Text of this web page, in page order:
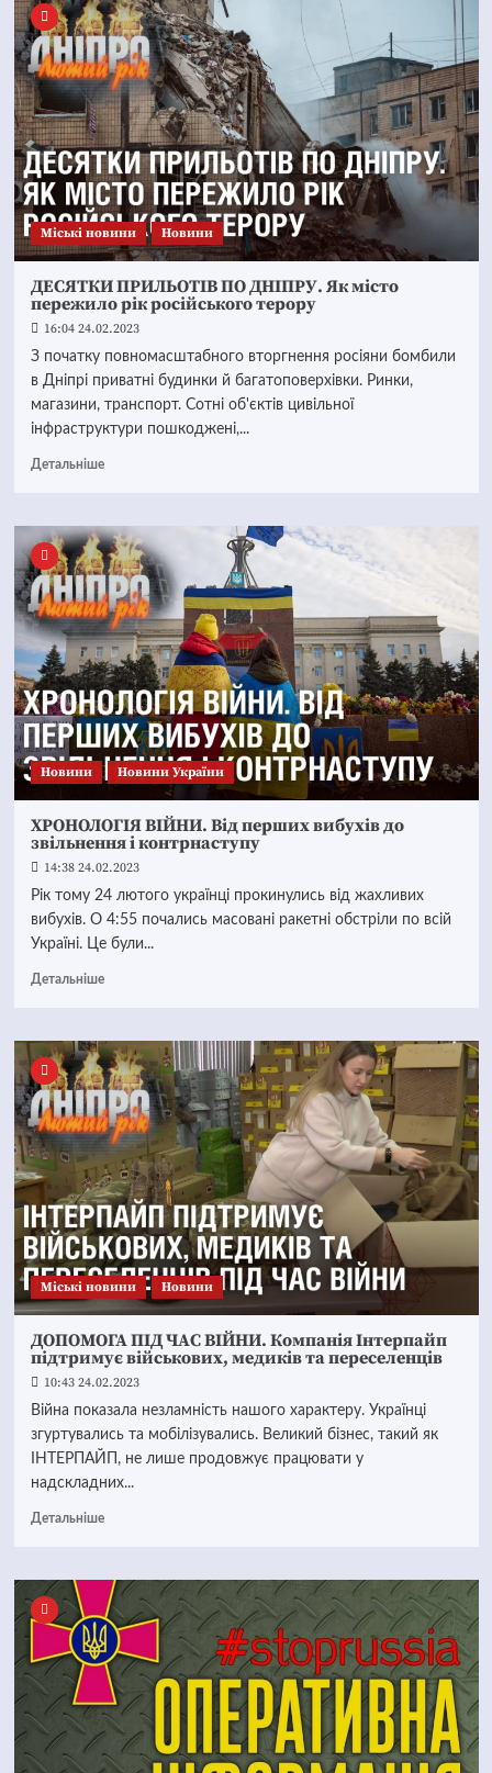
Mіські новини Новини
ДЕСЯТКИ ПРИЛЬОТІВ ПО ДНІПРУ. Як місто
пережило рік російського терору
16:04 24.02.2023
З початку повномасштабного вторгнення росіяни бомбили
в Дніпрі приватні будинки й багатоповерхівки. Ринки,
магазини, транспорт. Сотні об'єктів цивільної
інфраструктури пошкоджені,...
Детальніше
Новини Новини України
ХРОНОЛОГІЯ ВІЙНИ. Від перших вибухів до
звільнення і контрнаступу
14:38 24.02.2023
Рік тому 24 лютого українці прокинулись від жахливих
вибухів. О 4:55 почались масовані ракетні обстріли по всій
Україні. Це були...
Детальніше
Mіські новини Новини
ДОПОМОГА ПІД ЧАС ВІЙНИ. Компанія Інтерпайп
підтримує військових, медиків та переселенців
10:43 24.02.2023
Війна показала незламність нашого характеру. Українці
згуртувались та мобілізувались. Великий бізнес, такий як
ІНТЕРПАЙП, не лише продовжує працювати у
надскладних...
Детальніше